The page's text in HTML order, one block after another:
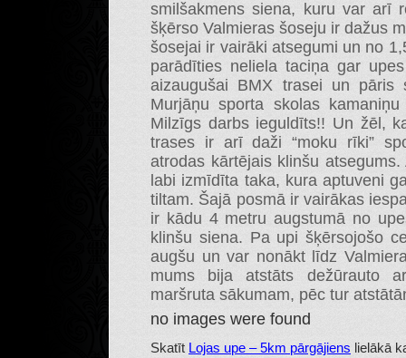
smilšakmens siena, kuru var arī
šķērso Valmieras šoseju ir dažus
šosejai ir vairāki atsegumi un no
parādīties neliela taciņa gar
aizaugušai BMX trasei un
Murjāņu sporta skolas
Milzīgs darbs ieguldīts!! Un žēl,
trases ir arī daži “moku rīki”
atrodas kārtējais klinšu
labi izmīdīta taka, kura aptuveni
tiltam. Šajā posmā ir vairākas
ir kādu 4 metru augstumā no
klinšu siena. Pa upi šķērsojošo
augšu un var nonākt līdz
mums bija atstāts dežūrauto
maršruta sākumam, pēc tur
no images were found
Skatīt Lojas upe – 5km pārgājiens lielākā